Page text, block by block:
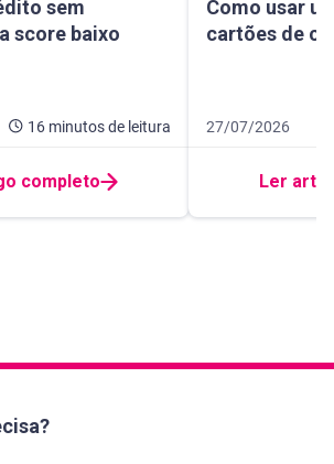
sem
score baixo
27 de julho de 2026
16 minutosde leitura
completo
Como usar
cartões de
Data de
27/07/2026
10 minutos de
Ler